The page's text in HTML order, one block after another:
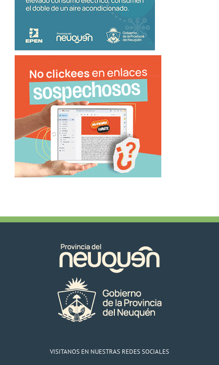
VISITANOS EN NUESTRAS REDES SOCIALES